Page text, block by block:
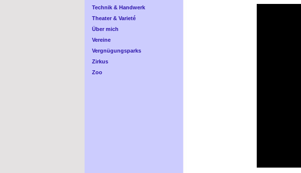
Technik & Handwerk
Theater & Varieté
Über mich
Vereine
Vergnügungsparks
Zirkus
Zoo